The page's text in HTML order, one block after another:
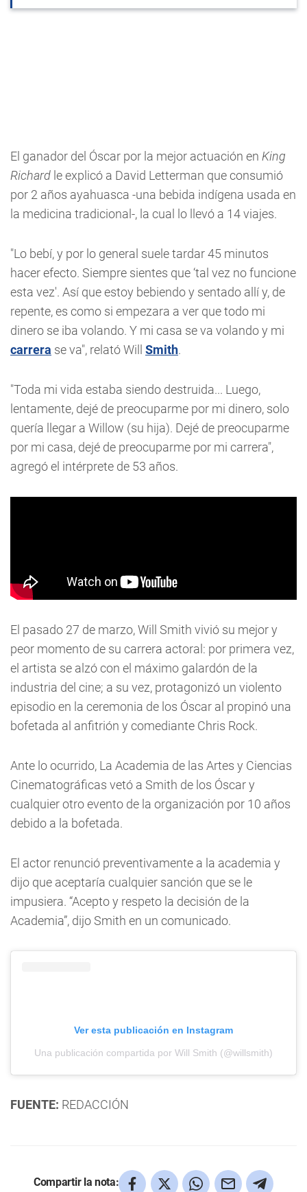
El ganador del Óscar por la mejor actuación en King
Richard le explicó a David Letterman que consumió
por 2 años ayahuasca -una bebida indígena usada en
la medicina tradicional-, la cual lo llevó a 14 viajes.
"Lo bebí, y por lo general suele tardar 45 minutos
hacer efecto. Siempre sientes que ‘tal vez no funcione
esta vez'. Así que estoy bebiendo y sentado allí y, de
repente, es como si empezara a ver que todo mi
dinero se iba volando. Y mi casa se va volando y mi
carrera se va", relató Will Smith.
"Toda mi vida estaba siendo destruida... Luego,
lentamente, dejé de preocuparme por mi dinero, solo
quería llegar a Willow (su hija). Dejé de preocuparme
por mi casa, dejé de preocuparme por mi carrera",
agregó el intérprete de 53 años.
El pasado 27 de marzo, Will Smith vivió su mejor y
peor momento de su carrera actoral: por primera vez,
el artista se alzó con el máximo galardón de la
industria del cine; a su vez, protagonizó un violento
episodio en la ceremonia de los Óscar al propinó una
bofetada al anfitrión y comediante Chris Rock.
Ante lo ocurrido, La Academia de las Artes y Ciencias
Cinematográficas vetó a Smith de los Óscar y
cualquier otro evento de la organización por 10 años
debido a la bofetada.
El actor renunció preventivamente a la academia y
dijo que aceptaría cualquier sanción que se le
impusiera. “Acepto y respeto la decisión de la
Academia”, dijo Smith en un comunicado.
Ver esta publicación en Instagram
Una publicación compartida por Will Smith (@willsmith)
FUENTE: REDACCIÓN
Compartir la nota: